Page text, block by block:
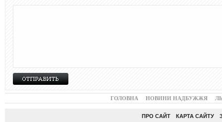
ГОЛОВНА НОВИНИ НАДБУЖЖЯ
ПРО САЙТ КАРТА САЙТУ